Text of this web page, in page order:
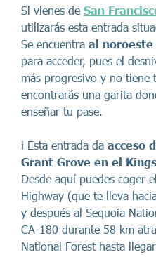
Si vienes de San
utilizarás esta entrada
Se encuentra al
para acceder, pues el
más progresivo y no tiene
encontrarás una garita
enseñar tu pase.
ℹ️ Esta entrada da acceso
Grant Grove en el
Desde aquí puedes coger
Highway (que te lleva
y después al Sequoia
CA-180 durante 58 km
National Forest hasta